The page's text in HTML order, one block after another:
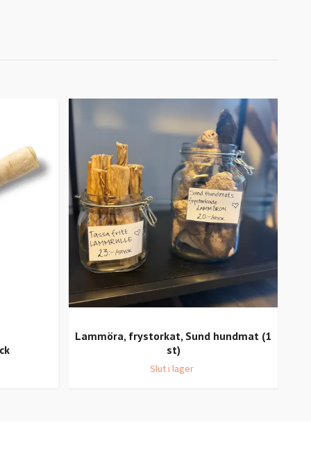
Lammöra, frystorkat, Sund hundmat (1
st)
Slut i lager